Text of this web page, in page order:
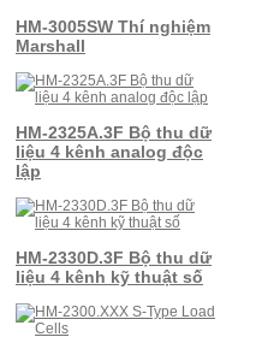
HM-3005SW Thí nghiệm
Marshall
HM-2325A.3F Bộ thu dữ
liệu 4 kênh analog độc
lập
HM-2330D.3F Bộ thu dữ
liệu 4 kênh kỹ thuật số